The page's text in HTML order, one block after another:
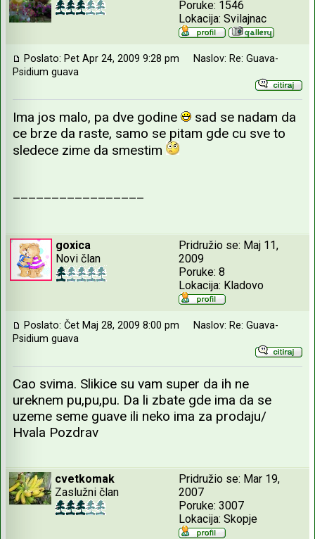
Poruke: 1546
Lokacija: Svilajnac
Poslato: Pet Apr 24, 2009 9:28 pm
Naslov: Re: Guava-
Psidium guava
Ima jos malo, pa dve godine
sad se nadam da
ce brze da raste, samo se pitam gde cu sve to
sledece zime da smestim
_________________
goxica
Novi član
Pridružio se: Maj 11,
2009
Poruke: 8
Lokacija: Kladovo
Poslato: Čet Maj 28, 2009 8:00 pm
Naslov: Re: Guava-
Psidium guava
Cao svima. Slikice su vam super da ih ne
ureknem pu,pu,pu. Da li zbate gde ima da se
uzeme seme guave ili neko ima za prodaju/
Hvala Pozdrav
cvetkomak
Zaslužni član
Pridružio se: Mar 19,
2007
Poruke: 3007
Lokacija: Skopje